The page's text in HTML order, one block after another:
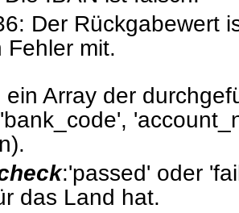
Der Rückgabewert
Fehler mit.
ein Array der
:'passed' oder
das Land hat.